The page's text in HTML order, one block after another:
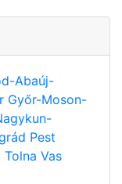
Abaúj-
Győr-Moson-
Pest
Tolna Vas